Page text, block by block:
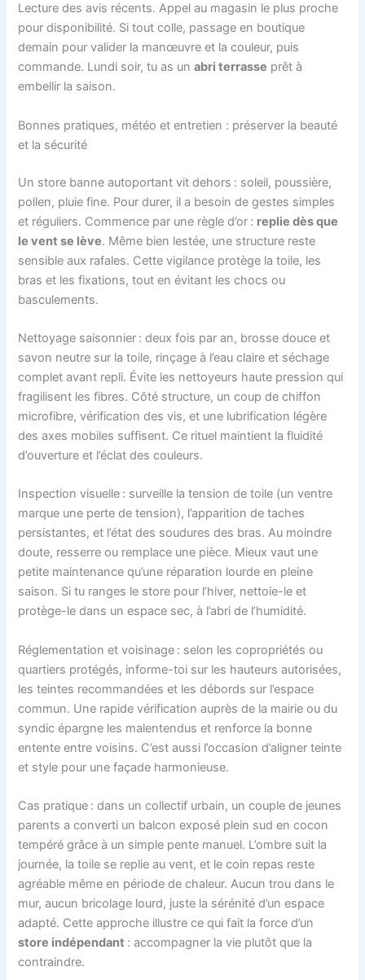
Lecture des avis récents. Appel au magasin le plus proche
pour disponibilité. Si tout colle, passage en boutique
demain pour valider la manœuvre et la couleur, puis
commande. Lundi soir, tu as unabri terrasse prêt à
embellir la saison.
Bonnes pratiques, météo et entretien : préserver la beauté
et la sécurité
Un store banne autoportant vit dehors : soleil, poussière,
pollen, pluie fine. Pour durer, il a besoin de gestes simples
et réguliers. Commence par une règle d’or : replie dès que
le vent se lève. Même bien lestée, une structure reste
sensible aux rafales. Cette vigilance protège la toile, les
bras et les fixations, tout en évitant les chocs ou
basculements.
Nettoyage saisonnier : deux fois par an, brosse douce et
savon neutre sur la toile, rinçage à l’eau claire et séchage
complet avant repli. Évite les nettoyeurs haute pression qui
fragilisent les fibres. Côté structure, un coup de chiffon
microfibre, vérification des vis, et une lubrification légère
des axes mobiles suffisent. Ce rituel maintient la fluidité
d’ouverture et l’éclat des couleurs.
Inspection visuelle : surveille la tension de toile (un ventre
marque une perte de tension), l’apparition de taches
persistantes, et l’état des soudures des bras. Au moindre
doute, resserre ou remplace une pièce. Mieux vaut une
petite maintenance qu’une réparation lourde en pleine
saison. Si tu ranges le store pour l’hiver, nettoie-le et
protège-le dans un espace sec, à l’abri de l’humidité.
Réglementation et voisinage : selon les copropriétés ou
quartiers protégés, informe-toi sur les hauteurs autorisées,
les teintes recommandées et les débords sur l’espace
commun. Une rapide vérification auprès de la mairie ou du
syndic épargne les malentendus et renforce la bonne
entente entre voisins. C’est aussi l’occasion d’aligner teinte
et style pour une façade harmonieuse.
Cas pratique : dans un collectif urbain, un couple de jeunes
parents a converti un balcon exposé plein sud en cocon
tempéré grâce à un simple pente manuel. L’ombre suit la
journée, la toile se replie au vent, et le coin repas reste
agréable même en période de chaleur. Aucun trou dans le
mur, aucun bricolage lourd, juste la sérénité d’un espace
adapté. Cette approche illustre ce qui fait la force d’un
store indépendant : accompagner la vie plutôt que la
contraindre.